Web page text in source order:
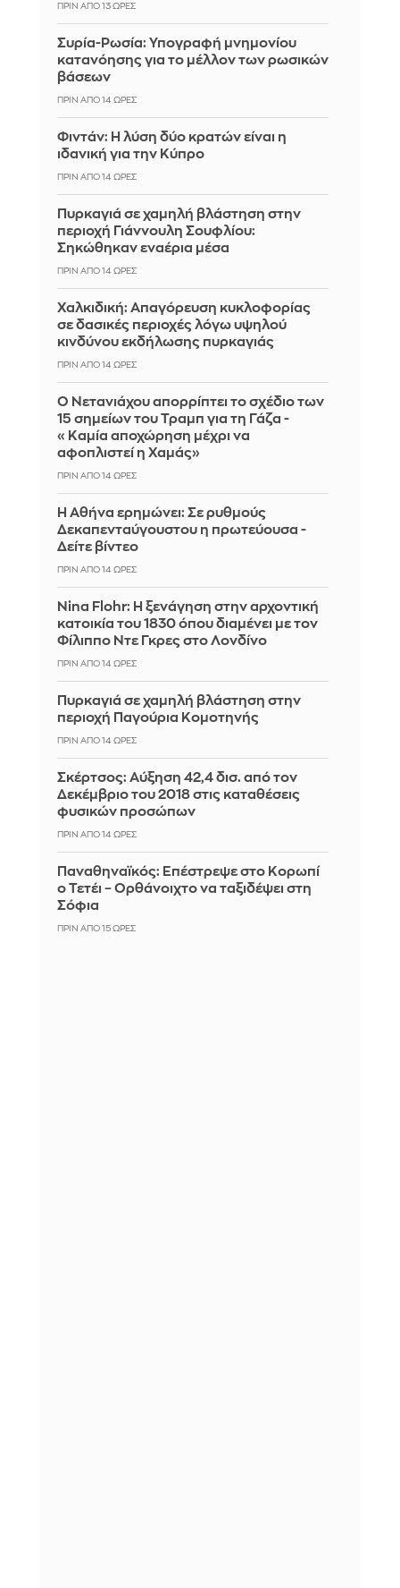
ΠΡΙΝ ΑΠΌ 13 ΏΡΕΣ
Συρία-Ρωσία: Υπογραφή μνημονίου
κατανόησης για το μέλλον των ρωσικών
βάσεων
ΠΡΙΝ ΑΠΌ 14 ΏΡΕΣ
Φιντάν: Η λύση δύο κρατών είναι η
ιδανική για την Κύπρο
ΠΡΙΝ ΑΠΌ 14 ΏΡΕΣ
Πυρκαγιά σε χαμηλή βλάστηση στην
περιοχή Γιάννουλη Σουφλίου:
Σηκώθηκαν εναέρια μέσα
ΠΡΙΝ ΑΠΌ 14 ΏΡΕΣ
Χαλκιδική: Απαγόρευση κυκλοφορίας
σε δασικές περιοχές λόγω υψηλού
κινδύνου εκδήλωσης πυρκαγιάς
ΠΡΙΝ ΑΠΌ 14 ΏΡΕΣ
Ο Νετανιάχου απορρίπτει το σχέδιο των
15 σημείων του Τραμπ για τη Γάζα -
«Καμία αποχώρηση μέχρι να
αφοπλιστεί η Χαμάς»
ΠΡΙΝ ΑΠΌ 14 ΏΡΕΣ
Η Αθήνα ερημώνει: Σε ρυθμούς
Δεκαπενταύγουστου η πρωτεύουσα -
Δείτε βίντεο
ΠΡΙΝ ΑΠΌ 14 ΏΡΕΣ
Nina Flohr: Η ξενάγηση στην αρχοντική
κατοικία του 1830 όπου διαμένει με τον
Φίλιππο Ντε Γκρες στο Λονδίνο
ΠΡΙΝ ΑΠΌ 14 ΏΡΕΣ
Πυρκαγιά σε χαμηλή βλάστηση στην
περιοχή Παγούρια Κομοτηνής
ΠΡΙΝ ΑΠΌ 14 ΏΡΕΣ
Σκέρτσος: Αύξηση 42,4 δισ. από τον
Δεκέμβριο του 2018 στις καταθέσεις
φυσικών προσώπων
ΠΡΙΝ ΑΠΌ 14 ΏΡΕΣ
Παναθηναϊκός: Επέστρεψε στο Κορωπί
ο Τετέι – Ορθάνοιχτο να ταξιδέψει στη
Σόφια
ΠΡΙΝ ΑΠΌ 15 ΏΡΕΣ